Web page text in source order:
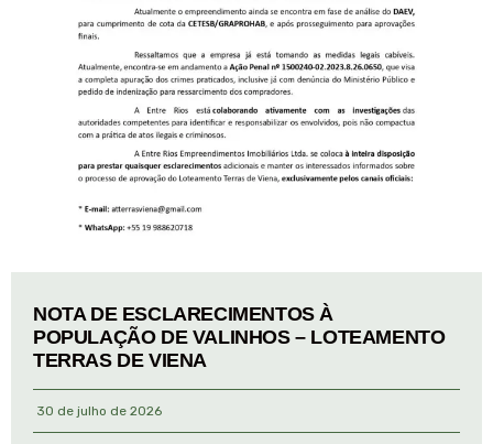
NOTA DE ESCLARECIMENTOS À
POPULAÇÃO DE VALINHOS – LOTEAMENTO
TERRAS DE VIENA
30 de julho de 2026